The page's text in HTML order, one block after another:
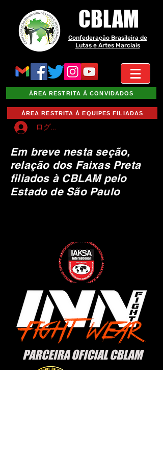
CBLAM
Confederação Brasileira de
Lutas e Artes Marciais
ÁREA RESTRITA À CONVIDADOS
ÁREA RESTRITA À EQUIPES FILIADAS
ログイン
Em breve nesta seção,
relação dos Faixas Preta
filiados à CBLAM pelo
Estado de São Paulo
PARCEIRA OFICIAL CBLAM